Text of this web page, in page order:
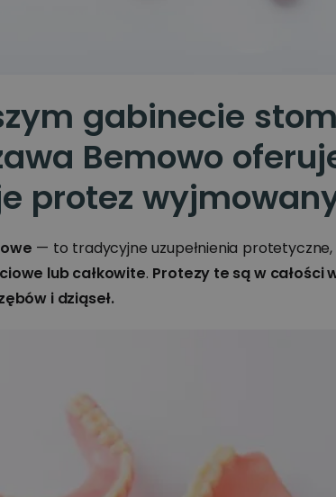
gabinecie
Bemowo
protez
— to tradycyjne uzupełnienia
lub całkowite. Protezy te są w całości
i dziąseł.